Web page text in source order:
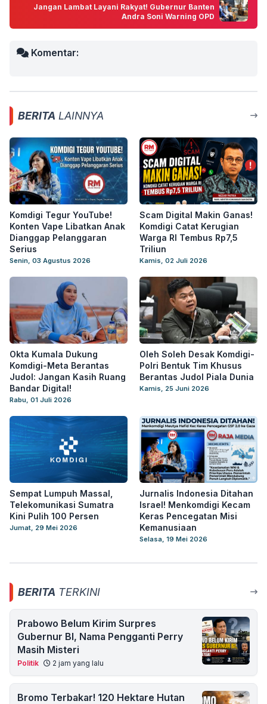
Jangan Lambat Layani Rakyat! Gubernur Banten
Andra Soni Warning OPD
Komentar:
BERITA LAINNYA
Komdigi Tegur YouTube!
Konten Vape Libatkan Anak
Dianggap Pelanggaran
Serius
Senin, 03 Agustus 2026
Scam Digital Makin Ganas!
Komdigi Catat Kerugian
Warga RI Tembus Rp7,5
Triliun
Kamis, 02 Juli 2026
Okta Kumala Dukung
Komdigi-Meta Berantas
Judol: Jangan Kasih Ruang
Bandar Digital!
Rabu, 01 Juli 2026
Oleh Soleh Desak Komdigi-
Polri Bentuk Tim Khusus
Berantas Judol Piala Dunia
Kamis, 25 Juni 2026
Sempat Lumpuh Massal,
Telekomunikasi Sumatra
Kini Pulih 100 Persen
Jumat, 29 Mei 2026
Jurnalis Indonesia Ditahan
Israel! Menkomdigi Kecam
Keras Pencegatan Misi
Kemanusiaan
Selasa, 19 Mei 2026
BERITA TERKINI
Prabowo Belum Kirim Surpres
Gubernur BI, Nama Pengganti Perry
Masih Misteri
Politik 2 jam yang lalu
Bromo Terbakar! 120 Hektare Hutan